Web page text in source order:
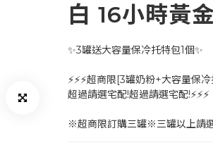
白 16小時黃
✨3罐送大容量保冷托特包1個✨
⚡⚡⚡超商限[3罐奶粉+大容量保
超過請選宅配!超過請選宅配!⚡⚡⚡
※超商限訂購三罐※三罐以上請